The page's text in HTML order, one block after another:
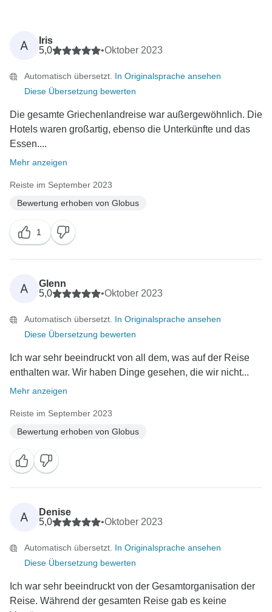
A
Iris
5,0
•Oktober 2023
Automatisch übersetzt. In Originalsprache ansehen
Diese Übersetzung bewerten
Die gesamte Griechenlandreise war außergewöhnlich. Die
Hotels waren großartig, ebenso die Unterkünfte und das
Essen....
Mehr anzeigen
Reiste im September 2023
Bewertung erhoben von Globus
1
A
Glenn
5,0
•Oktober 2023
Automatisch übersetzt. In Originalsprache ansehen
Diese Übersetzung bewerten
Ich war sehr beeindruckt von all dem, was auf der Reise
enthalten war. Wir haben Dinge gesehen, die wir nicht...
Mehr anzeigen
Reiste im September 2023
Bewertung erhoben von Globus
A
Denise
5,0
•Oktober 2023
Automatisch übersetzt. In Originalsprache ansehen
Diese Übersetzung bewerten
Ich war sehr beeindruckt von der Gesamtorganisation der
Reise. Während der gesamten Reise gab es keine